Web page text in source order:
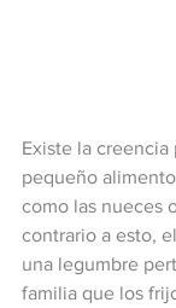
Existe la
pequeño
como las nueces
contrario a esto,
una legumbre
familia que los